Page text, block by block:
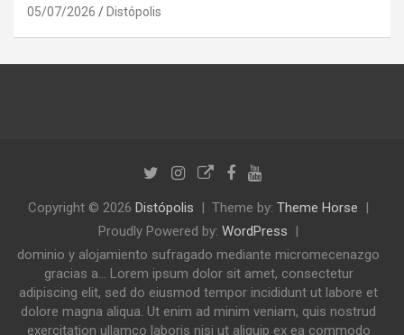
05/07/2026 Distópolis
Copyright © 2026 Distópolis Theme by: Theme Horse
Proudly Powered by: WordPress
dominio y alojamiento sufragado mediante micromecenazgo
gracias a... Lorem ipsum dolor sit amet, consectetur
adipiscing elit, sed do eiusmod tempor incididunt ut labore et
dolore magna aliqua. Ut enim ad minim veniam, quis nostrud
exercitation ullamco laboris nisi ut aliquip ex ea commodo